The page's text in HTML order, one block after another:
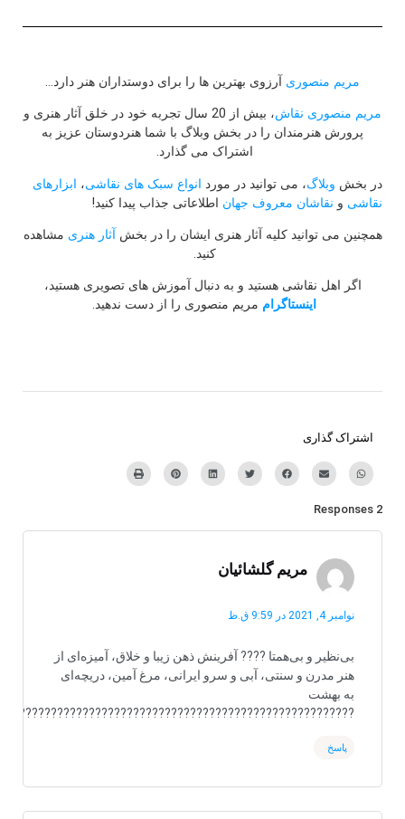
مریم منصوری آرزوی بهترین ها را برای دوستداران هنر دارد…
مریم منصوری نقاش
، بیش از 20 سال تجربه خود در خلق آثار هنری و
پرورش هنرمندان را در بخش وبلاگ با شما هنردوستان عزیز به
اشتراک می گذارد.
در بخش وبلاگ، می توانید در مورد انواع سبک های نقاشی، ابزارهای
نقاشی و نقاشان معروف جهان اطلاعاتی جذاب پیدا کنید!
همچنین می توانید کلیه آثار هنری ایشان را در بخش آثار هنری مشاهده
کنید.
اگر اهل نقاشی هستید و به دنبال آموزش های تصویری هستید،
اینستاگرام مریم منصوری را از دست ندهید.
اشتراک گذاری
2 Responses
مریم گلشائیان
نوامبر 4, 2021 در 9:59 ق.ظ
بی‌نظیر و بی‌همتا ???? آفرینش ذهن زیبا و خلاق، آمیزه‌ای از
هنر مدرن و سنتی، آبی و سرو ایرانی، مرغ آمین، دریچه‌ای
به بهشت
پاسخ